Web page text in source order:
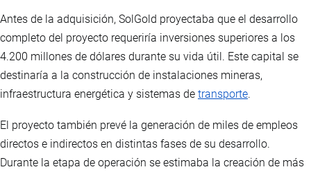
Antes de la adquisición, SolGold proyectaba que el desarrollo
completo del proyecto requeriría inversiones superiores a los
4.200 millones de dólares durante su vida útil. Este capital se
destinaría a la construcción de instalaciones mineras,
infraestructura energética y sistemas de transporte.
El proyecto también prevé la generación de miles de empleos
directos e indirectos en distintas fases de su desarrollo.
Durante la etapa de operación se estimaba la creación de más